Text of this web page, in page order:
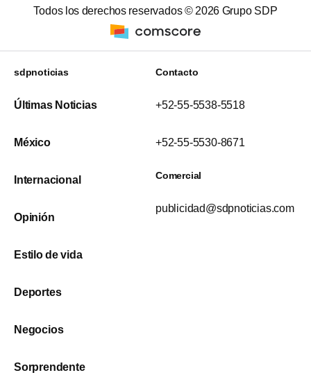
Todos los derechos reservados © 2026 Grupo SDP
sdpnoticias
Últimas Noticias
México
Internacional
Opinión
Estilo de vida
Deportes
Negocios
Sorprendente
Contacto
+52-55-5538-5518
+52-55-5530-8671
Comercial
publicidad@sdpnoticias.com